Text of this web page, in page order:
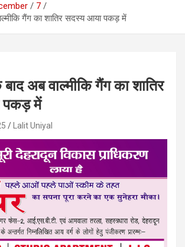
7
गैंग का शातिर सदस्य आया पकड़ में
अब वाल्मीकि गैंग का शातिर
पकड़ में
Lalit Uniyal